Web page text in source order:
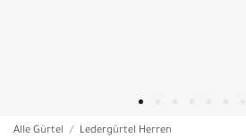
Alle Gürtel Ledergürtel Herren